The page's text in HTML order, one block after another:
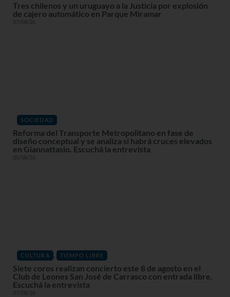
Tres chilenos y un uruguayo a la Justicia por explosión
de cajero automático en Parque Miramar
07/08/26
SOCIEDAD
Reforma del Transporte Metropolitano en fase de
diseño conceptual y se analiza si habrá cruces elevados
en Giannattasio. Escuchá la entrevista
05/08/26
CULTURA , TIEMPO LIBRE
Siete coros realizan concierto este 8 de agosto en el
Club de Leones San José de Carrasco con entrada libre.
Escuchá la entrevista
07/08/26